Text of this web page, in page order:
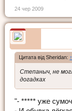
24 чер 2009
Цитата від Sheridan: ↑
Степаныч, не
догадках
"- ***** уже